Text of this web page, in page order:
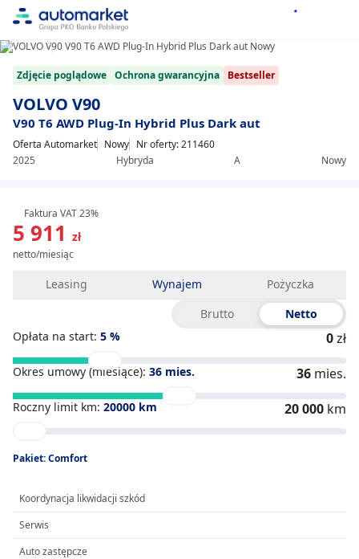
Zdjęcie poglądowe Ochrona gwarancyjna Bestseller
VOLVO V90
V90 T6 AWD Plug-In Hybrid Plus Dark aut
Oferta Automarket Nowy
2025
Hybryda A Nowy
Nr oferty: 211460
5 911 zł
netto/miesiąc
Faktura VAT 23%
Leasing Wynajem
Pożyczka
Brutto
Netto
Opłata na start: 5 % 0zł
Okres umowy (miesiące): 36 mies. 36 mies.
Roczny limit km: 20000 km 20 000 km
Pakiet: Comfort
Koordynacja likwidacji szkód
Serwis
Auto zastępcze